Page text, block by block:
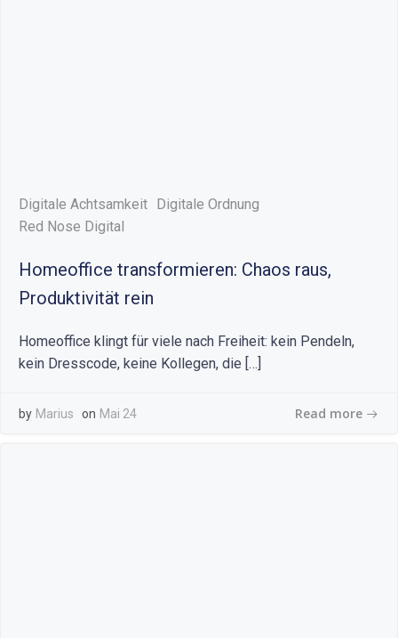
Digitale Achtsamkeit Digitale Ordnung
Red Nose Digital
Homeoffice transformieren: Chaos raus,
Produktivität rein
Homeoffice klingt für viele nach Freiheit: kein Pendeln,
kein Dresscode, keine Kollegen, die […]
by Marius on Mai 24 Read more